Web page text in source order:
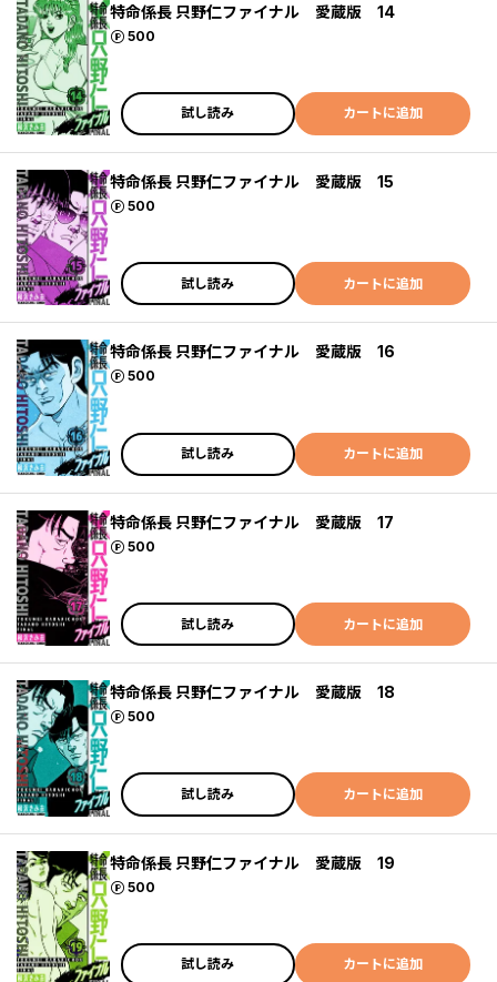
特命係長 只野仁ファイナル 愛蔵版 14
500
ポイント
試し読み カートに追加
特命係長 只野仁ファイナル 愛蔵版 15
500
ポイント
試し読み カートに追加
特命係長 只野仁ファイナル 愛蔵版 16
500
ポイント
試し読み カートに追加
特命係長 只野仁ファイナル 愛蔵版 17
500
ポイント
試し読み カートに追加
特命係長 只野仁ファイナル 愛蔵版 18
500
ポイント
試し読み カートに追加
特命係長 只野仁ファイナル 愛蔵版 19
500
ポイント
試し読み カートに追加